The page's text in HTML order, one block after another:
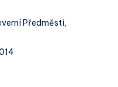
Předměstí,